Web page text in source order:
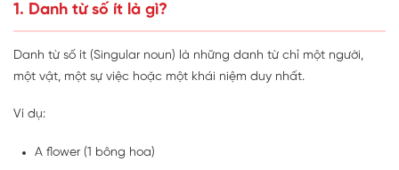
1. Danh từ số ít là gì?
Danh từ số ít (Singular noun) là những danh từ chỉ một người,
một vật, một sự việc hoặc một khái niệm duy nhất.
Ví dụ:
A flower (1 bông hoa)